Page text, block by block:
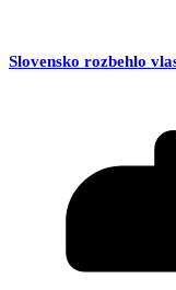
Slovensko rozbehlo